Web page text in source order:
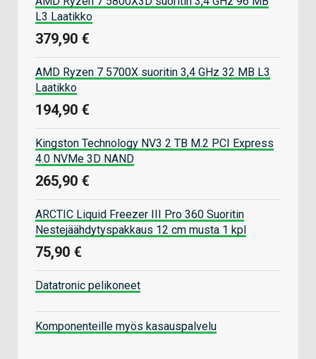
L3 Laatikko
379,90 €
AMD Ryzen 7 5700X suoritin 3,4 GHz 32 MB L3
Laatikko
194,90 €
Kingston Technology NV3 2 TB M.2 PCI Express
4.0 NVMe 3D NAND
265,90 €
ARCTIC Liquid Freezer III Pro 360 Suoritin
Nestejäähdytyspakkaus 12 cm musta 1 kpl
75,90 €
Datatronic pelikoneet
Komponenteille myös kasauspalvelu